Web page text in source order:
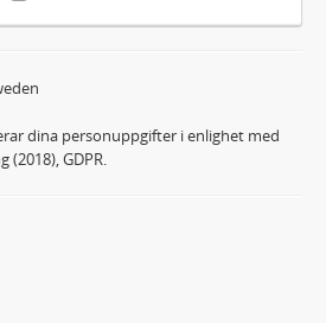
dina personuppgifter i enlighet med
GDPR.